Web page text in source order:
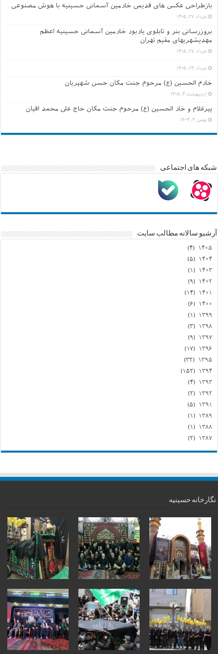
بازطراحی عکس های قدیمی خادمین آسمانی حسینیه با هوش مصنوعی
خرداد ۲۷, ۱۴۰۵
بروزرسانی بنر و تابلوی یادبود خادمین آسمانی حسینیه اعظم
مهدیشهریهای مقیم تهران
خرداد ۲۷, ۱۴۰۵
خرداد ۲۳, ۱۴۰۵
خادم الحسین (ع) مرحوم جنت مکان حسن شهپریان
اردیبهشت ۴, ۱۴۰۵
پیرغلام و خاد الحسین (ع) مرحوم جنت مکان حاج علی محمد اقیان
بهمن ۳, ۱۴۰۴
شبکه های اجتماعی
آرشیو سالانه مطالب سایت
۱۴۰۵ (۴)
۱۴۰۴ (۵)
۱۴۰۳ (۱)
۱۴۰۲ (۹)
۱۴۰۱ (۱۴)
۱۴۰۰ (۶)
۱۳۹۹ (۱)
۱۳۹۸ (۳)
۱۳۹۷ (۹)
۱۳۹۶ (۱۷)
۱۳۹۵ (۳۲)
۱۳۹۴ (۱۵۲)
۱۳۹۳ (۴)
۱۳۹۲ (۲)
۱۳۹۱ (۵)
۱۳۸۹ (۱)
۱۳۸۸ (۱)
۱۳۸۷ (۲)
نگارخانه حسینیه